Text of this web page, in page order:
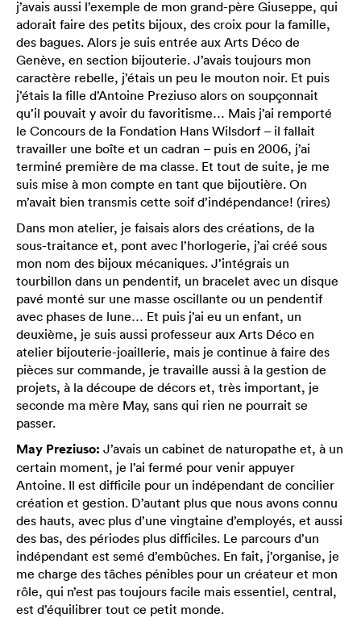
j’avais aussi l’exemple de mon grand-père Giuseppe, qui
adorait faire des petits bijoux, des croix pour la famille,
des bagues. Alors je suis entrée aux Arts Déco de
Genève, en section bijouterie. J’avais toujours mon
caractère rebelle, j’étais un peu le mouton noir. Et puis
j’étais la fille d’Antoine Preziuso alors on soupçonnait
qu’il pouvait y avoir du favoritisme… Mais j’ai remporté
le Concours de la Fondation Hans Wilsdorf – il fallait
travailler une boîte et un cadran – puis en 2006, j’ai
terminé première de ma classe. Et tout de suite, je me
suis mise à mon compte en tant que bijoutière. On
m’avait bien transmis cette soif d’indépendance! (rires)
Dans mon atelier, je faisais alors des créations, de la
sous-traitance et, pont avec l’horlogerie, j’ai créé sous
mon nom des bijoux mécaniques. J’intégrais un
tourbillon dans un pendentif, un bracelet avec un disque
pavé monté sur une masse oscillante ou un pendentif
avec phases de lune… Et puis j’ai eu un enfant, un
deuxième, je suis aussi professeur aux Arts Déco en
atelier bijouterie-joaillerie, mais je continue à faire des
pièces sur commande, je travaille aussi à la gestion de
projets, à la découpe de décors et, très important, je
seconde ma mère May, sans qui rien ne pourrait se
passer.
May Preziuso: J’avais un cabinet de naturopathe et, à un
certain moment, je l’ai fermé pour venir appuyer
Antoine. Il est difficile pour un indépendant de concilier
création et gestion. D’autant plus que nous avons connu
des hauts, avec plus d’une vingtaine d’employés, et aussi
des bas, des périodes plus difficiles. Le parcours d’un
indépendant est semé d’embûches. En fait, j’organise, je
me charge des tâches pénibles pour un créateur et mon
rôle, qui n’est pas toujours facile mais essentiel, central,
est d’équilibrer tout ce petit monde.